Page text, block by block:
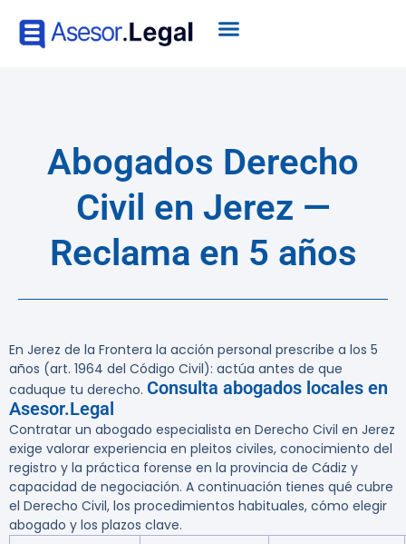
Abogados Derecho
Civil en Jerez —
Reclama en 5 años
En Jerez de la Frontera la acción personal prescribe a los 5
años (art. 1964 del Código Civil): actúa antes de que
caduque tu derecho. Consulta abogados locales en
Asesor.Legal
Contratar un abogado especialista en Derecho Civil en Jerez
exige valorar experiencia en pleitos civiles, conocimiento del
registro y la práctica forense en la provincia de Cádiz y
capacidad de negociación. A continuación tienes qué cubre
el Derecho Civil, los procedimientos habituales, cómo elegir
abogado y los plazos clave.